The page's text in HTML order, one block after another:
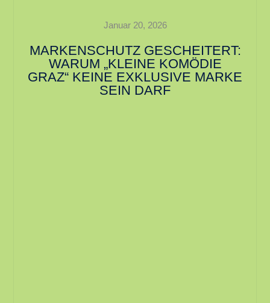
Januar 20, 2026
MARKENSCHUTZ GESCHEITERT:
WARUM „KLEINE KOMÖDIE
GRAZ“ KEINE EXKLUSIVE MARKE
SEIN DARF